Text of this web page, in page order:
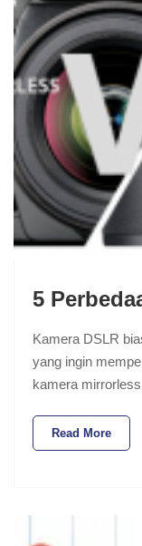
5
Kamera DSLR
yang ingin
kamera
Read More